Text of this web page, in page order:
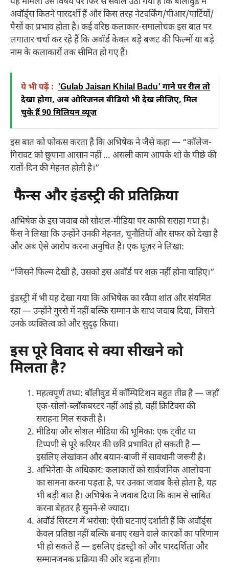
अवॉर्ड्स कितने पारदर्शी हैं और किस तरह नेटवर्किंग/पीआर/पार्टियों/
पैसों का प्रभाव होता है। कई वरिष्ठ कलाकार-समालोचक इस बात पर
लगातार चर्चा कर रहे हैं कि अवॉर्ड केवल बड़े बजट की फिल्मों या बड़े
नाम के कलाकारों तक सीमित हो गए हैं।
ये भी पढ़ें : 'Gulab Jaisan Khilal Badu' गाने पर रील तो
देखा होगा, अब ओरिजनल वीडियो भी देख लीजिए, मिल
चुके हैं 90 मिलियन व्यूज
इस बात को फोकस करता है कि अभिषेक ने जैसे कहा — “कॉलेज-
गिरावट को छुपाना आसान नहीं … असली काम आपके शो के पीछे की
रातों-दिन की मेहनत होती है।”
फैन्स और इंडस्ट्री की प्रतिक्रिया
अभिषेक के इस जवाब को सोशल-मीडिया पर काफी सराहा गया है।
फैंस ने लिखा कि उन्होंने उनकी मेहनत, चुनौतियों और सफर को देखा है
और अब ऐसे आरोप करना अनुचित है। एक यूज़र ने लिखा:
“जिसने फिल्म देखी है, उसको इस अवॉर्ड पर शक़ नहीं होना चाहिए।”
इंडस्ट्री में भी यह देखा गया कि अभिषेक का रवैया शांत और संयमित
रहा — उन्होंने गुस्से में नहीं बल्कि सम्मान के साथ जवाब दिया, जिसने
उनके व्यक्तित्व को और सुदृढ़ किया।
इस पूरे विवाद से क्या सीखने को
मिलता है?
महत्वपूर्ण तथ्य: बॉलीवुड में कॉम्पिटिशन बहुत तीव्र है — जहाँ
एक-सोलो-ब्लॉकबस्टर नहीं आई हो, वहीं क्रिटिक्स की
सराहना मिल सकती है।
मीडिया और सोशल मीडिया की भूमिका: एक ट्वीट या
टिप्पणी से पूरे करियर की छवि प्रभावित हो सकती है —
इसलिए लेखांकन और बयान-बाजी में सावधानी जरूरी है।
अभिनेता-के अधिकार: कलाकारों को सार्वजनिक आलोचना
का सामना करना पड़ता है, पर उनका जवाब कैसे होता है, यह
भी बड़ी बात है। अभिषेक ने जवाब दिया कि काम से साबित
करना बेहतर है सुनने-से ज्यादा।
अवॉर्ड सिस्टम में भरोसा: ऐसी घटनाएं दर्शाती हैं कि अवॉर्ड्स
केवल प्रतिष्ठा नहीं बल्कि बनाए रखने वाले कारकों का परिणाम
भी हो सकते हैं — इसलिए इंडस्ट्री को और पारदर्शिता और
सम्मानजनक प्रक्रिया की ओर बढ़ना होगा।